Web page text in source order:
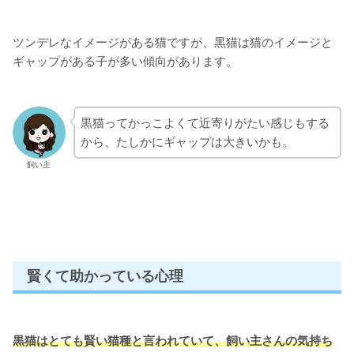
ツンデレなイメージがある猫ですが、黒猫は猫のイメージと
ギャップがある子が多い傾向があります。
飼い主
黒猫ってかっこよくて近寄りがたい感じもする
から、たしかにギャップは大きいかも。
賢くて助かっている心理
黒猫はとても賢い猫種と言われていて、飼い主さんの気持ち